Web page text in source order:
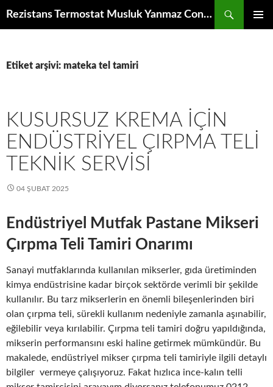
Rezistans Termostat Musluk Yanmaz Conta Rende Disk Bıçak Redüktör Fan Motoru Elektronik Kumanda Kartı Raf Izgara
Etiket arşivi: mateka tel tamiri
KUSURSUZ KREMA İÇIN
ENDÜSTRIYEL ÇIRPMA TELI
TEKNIK SERVISI
04 ŞUBAT 2025
Endüstriyel Mutfak Pastane Mikseri
Çırpma Teli Tamiri Onarımı
Sanayi mutfaklarında kullanılan mikserler, gıda üretiminden
kimya endüstrisine kadar birçok sektörde verimli bir şekilde
kullanılır. Bu tarz mikserlerin en önemli bileşenlerinden biri
olan çırpma teli, sürekli kullanım nedeniyle zamanla aşınabilir,
eğilebilir veya kırılabilir. Çırpma teli tamiri doğru yapıldığında,
mikserin performansını eski haline getirmek mümkündür. Bu
makalede, endüstriyel mikser çırpma teli tamiriyle ilgili detaylı
bilgiler vermeye çalışıyoruz. Fakat hızlıca ince-kalın telli